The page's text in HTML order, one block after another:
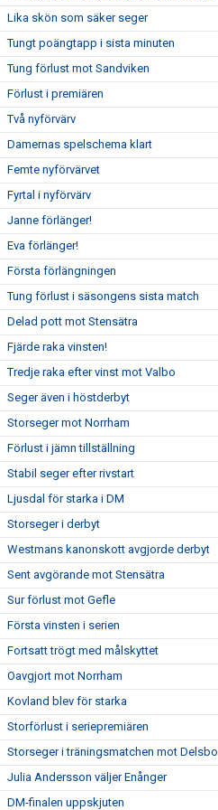
Lika skön som säker seger
Tungt poängtapp i sista minuten
Tung förlust mot Sandviken
Förlust i premiären
Två nyförvärv
Damernas spelschema klart
Femte nyförvärvet
Fyrtal i nyförvärv
Janne förlänger!
Eva förlänger!
Första förlängningen
Tung förlust i säsongens sista match
Delad pott mot Stensätra
Fjärde raka vinsten!
Tredje raka efter vinst mot Valbo
Seger även i höstderbyt
Storseger mot Norrham
Förlust i jämn tillställning
Stabil seger efter rivstart
Ljusdal för starka i DM
Storseger i derbyt
Westmans kanonskott avgjorde derbyt
Sent avgörande mot Stensätra
Sur förlust mot Gefle
Första vinsten i serien
Fortsatt trögt med målskyttet
Oavgjort mot Norrham
Kovland blev för starka
Storförlust i seriepremiären
Storseger i träningsmatchen mot Delsbo
Julia Andersson väljer Enånger
DM-finalen uppskjuten